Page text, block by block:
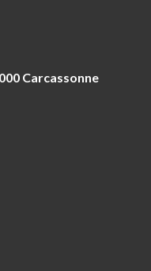
Carcassonne